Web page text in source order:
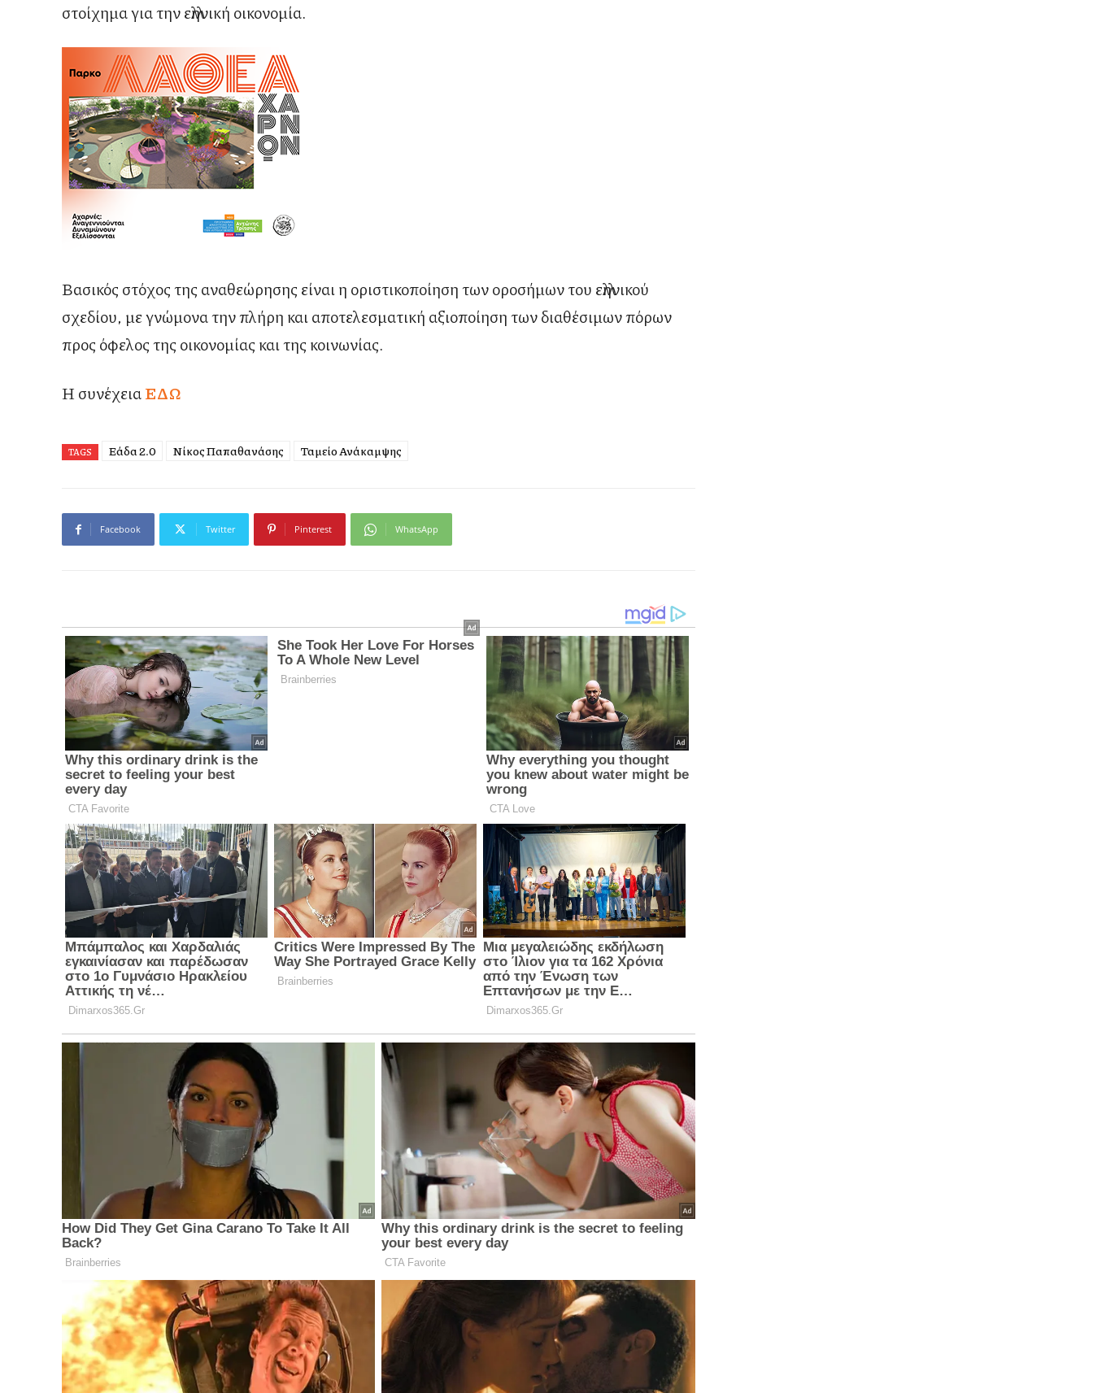
στοίχημα για την ελληνική οικονομία.
Βασικός στόχος της αναθεώρησης είναι η οριστικοποίηση των οροσήμων του ελληνικού
σχεδίου, με γνώμονα την πλήρη και αποτελεσματική αξιοποίηση των διαθέσιμων πόρων
προς όφελος της οικονομίας και της κοινωνίας.
Η συνέχειαΕΔΩ
TAGS Ελλάδα 2.0 Νίκος Παπαθανάσης Ταμείο Ανάκαμψης
Facebook Twitter Pinterest WhatsApp